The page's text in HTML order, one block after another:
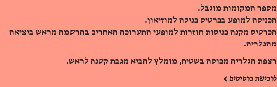
מספר המקומות מוגבל.
הכניסה למופע בכרטיס כניסה למוזיאון.
הכרטיס מקנה כניסות חוזרות למופעי התערוכה האחרים בהרשמה מראש ביציאה
מהגלריה.
רצפת הגלריה מכוסה בשטיח, מומלץ להביא מגבת קטנה לראש.
לרכישת כרטיסים >